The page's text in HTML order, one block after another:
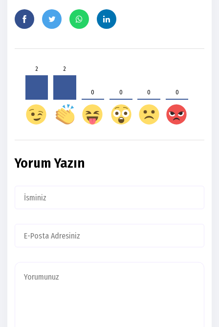
2 2
0 0 0 0
Yorum Yazın